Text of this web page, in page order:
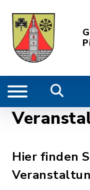
Hier finden